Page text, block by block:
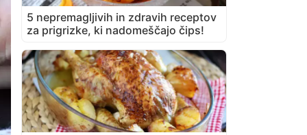
5 nepremagljivih in zdravih receptov
za prigrizke, ki nadomeščajo čips!